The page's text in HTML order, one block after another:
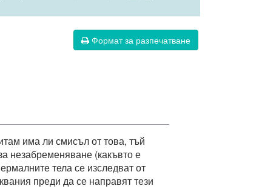
Формат за разпечатване
има ли смисъл от това, тъй
незабременяване (какъвто е
тела се изследват от
преди да се направят тези